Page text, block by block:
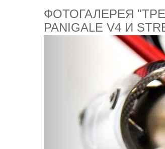
ФОТОГАЛЕРЕЯ
PANIGALE V4 И